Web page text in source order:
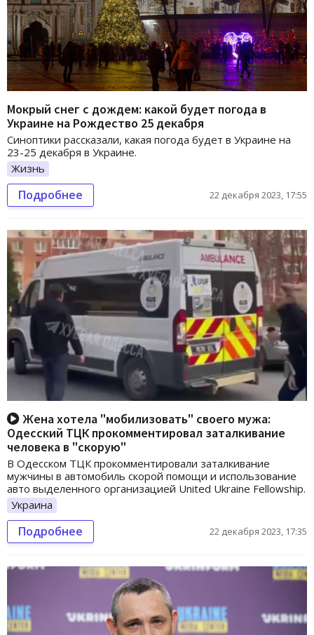
Мокрый снег с дождем: какой будет погода в
Украине на Рождество 25 декабря
Синоптики рассказали, какая погода будет в Украине на
23-25 декабря в Украине.
Жизнь
Подробнее 22 декабря 2023, 17:55
Жена хотела "мобилизовать" своего мужа:
Одесский ТЦК прокомментировал заталкивание
человека в "скорую"
В Одесском ТЦК прокомментировали заталкивание
мужчины в автомобиль скорой помощи и использование
авто выделенного организацией United Ukraine Fellowship.
Украина
Подробнее 22 декабря 2023, 17:35